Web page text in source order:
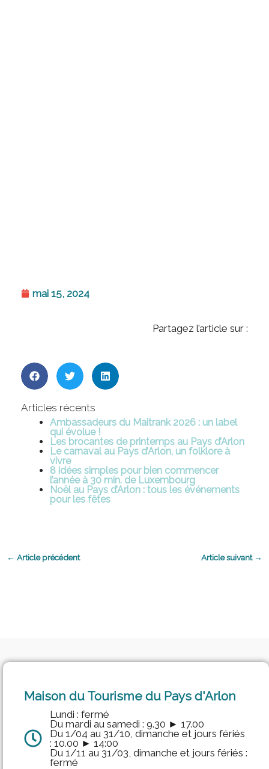
mai 15, 2024
Partagez l’article sur :
Articles récents
Ambassadeurs du Maitrank 2026 : un label
qui évolue !
Les brocantes de printemps au Pays d’Arlon
Le carnaval au Pays d’Arlon, un folklore à
vivre
8 idées simples pour bien commencer
l’année à 30 min. de Luxembourg
Noël au Pays d’Arlon : tous les événements
pour les fêtes
← Article précédent Article suivant →
Maison du Tourisme du Pays d'Arlon
Lundi : fermé
Du mardi au samedi : 9.30 ► 17.00
Du 1/04 au 31/10, dimanche et jours fériés
: 10.00 ► 14:00
Du 1/11 au 31/03, dimanche et jours fériés :
fermé